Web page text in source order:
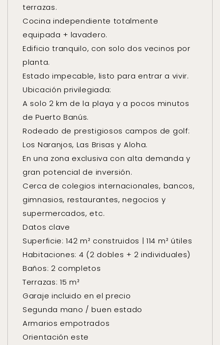
terrazas.
Cocina independiente totalmente
equipada + lavadero.
Edificio tranquilo, con solo dos vecinos por
planta.
Estado impecable, listo para entrar a vivir.
Ubicación privilegiada:
A solo 2 km de la playa y a pocos minutos
de Puerto Banús.
Rodeado de prestigiosos campos de golf:
Los Naranjos, Las Brisas y Aloha.
En una zona exclusiva con alta demanda y
gran potencial de inversión.
Cerca de colegios internacionales, bancos,
gimnasios, restaurantes, negocios y
supermercados, etc.
Datos clave
Superficie: 142 m² construidos | 114 m² útiles
Habitaciones: 4 (2 dobles + 2 individuales)
Baños: 2 completos
Terrazas: 15 m²
Garaje incluido en el precio
Segunda mano / buen estado
Armarios empotrados
Orientación este